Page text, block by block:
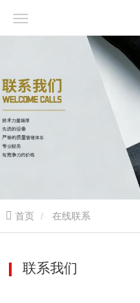
首页 在线联系
联系我们